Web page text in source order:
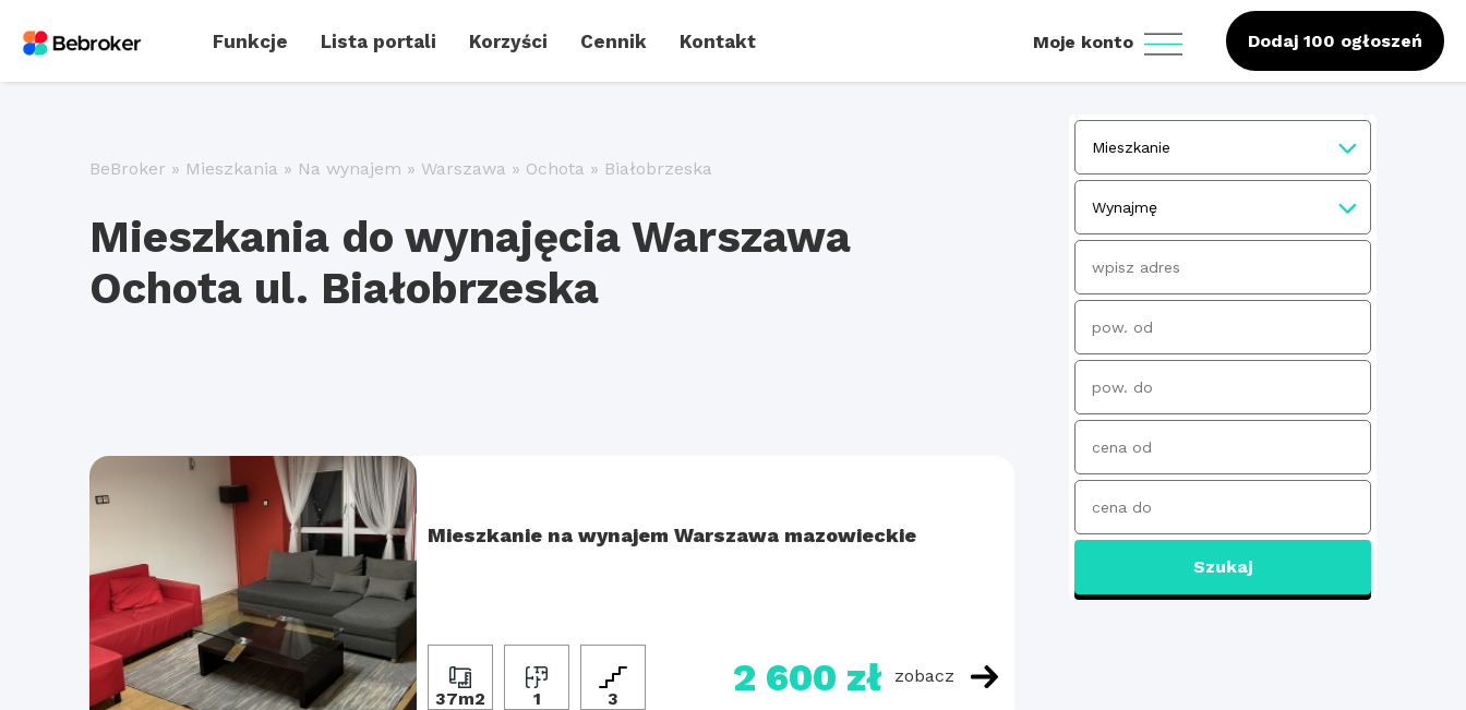
Funkcje Lista portali Korzyści Cennik Kontakt Dodaj 100 ogłoszeń
Moje konto
BeBroker » Mieszkania » Na wynajem » Warszawa » Ochota » Białobrzeska
Mieszkania do wynajęcia Warszawa
Ochota ul. Białobrzeska
Mieszkanie na wynajem Warszawa mazowieckie
37m2 1 3 2 600 zł zobacz
Szukaj